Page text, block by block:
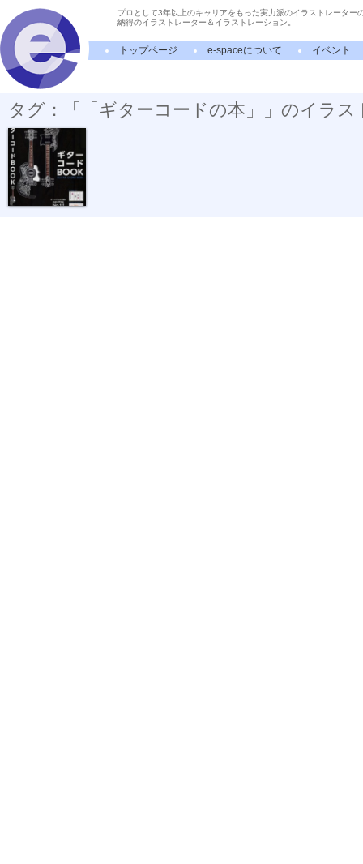
プロとして3年以上のキャリアをもった実力派のイラストレーター
納得のイラストレーター＆イラストレーション。
トップページ e-spaceについて イベント
タグ：「「ギターコードの本」」のイラス
「ギターコー...